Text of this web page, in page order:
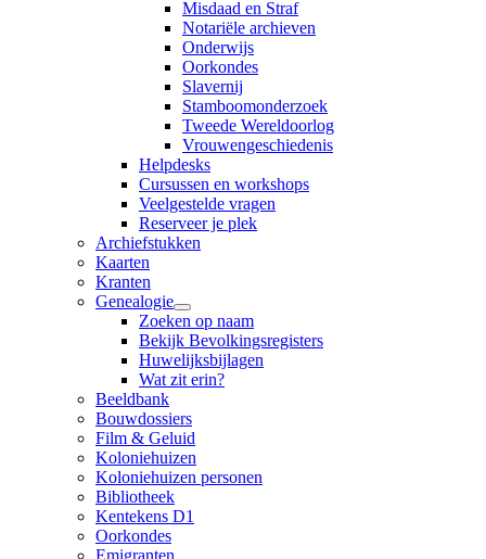
Misdaad en Straf
Notariële archieven
Onderwijs
Oorkondes
Slavernij
Stamboomonderzoek
Tweede Wereldoorlog
Vrouwengeschiedenis
Helpdesks
Cursussen en workshops
Veelgestelde vragen
Reserveer je plek
Archiefstukken
Kaarten
Kranten
Genealogie
Zoeken op naam
Bekijk Bevolkingsregisters
Huwelijksbijlagen
Wat zit erin?
Beeldbank
Bouwdossiers
Film & Geluid
Koloniehuizen
Koloniehuizen personen
Bibliotheek
Kentekens D1
Oorkondes
Emigranten